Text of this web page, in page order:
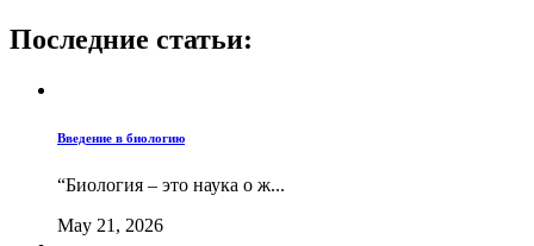
Последние статьи:
Введение в биологию
“Биология – это наука о ж...
May 21, 2026